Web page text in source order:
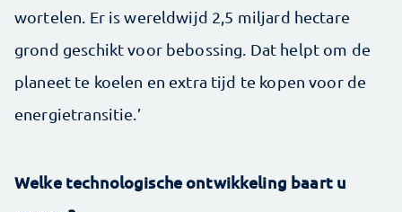
wortelen. Er is wereldwijd 2,5 miljard hectare
grond geschikt voor bebossing. Dat helpt om de
planeet te koelen en extra tijd te kopen voor de
energietransitie.’
Welke technologische ontwikkeling baart u